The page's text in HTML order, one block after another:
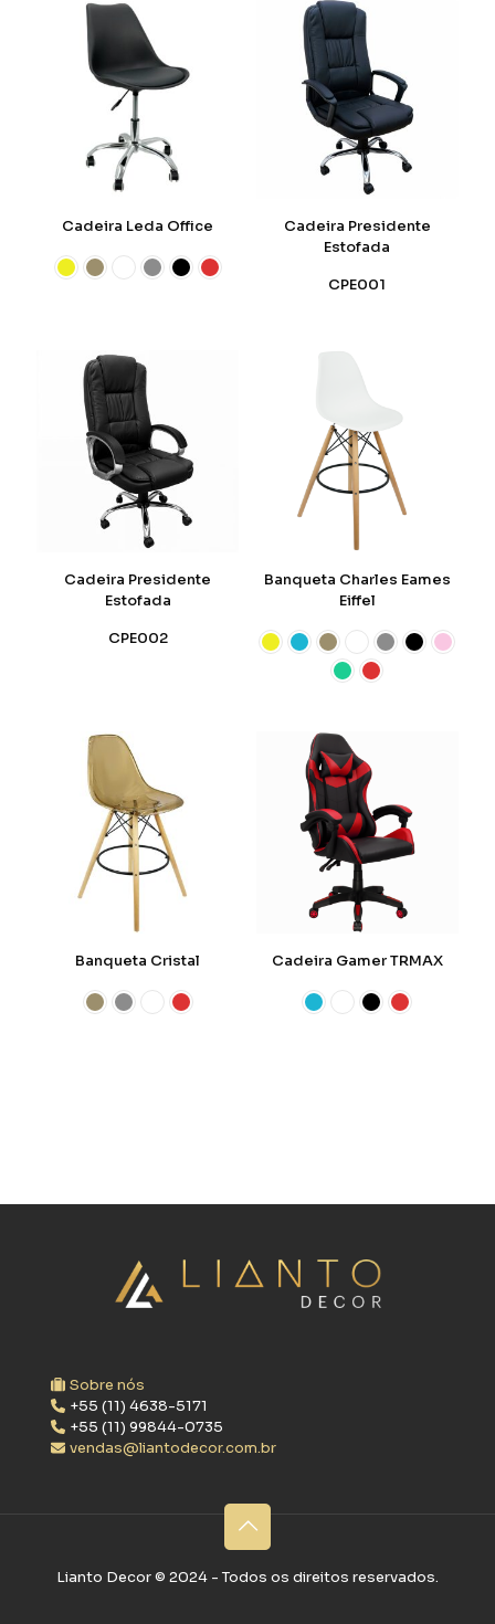
Cadeira Leda Office
Cadeira Presidente
Estofada
CPE001
Cadeira Presidente
Estofada
CPE002
Banqueta Charles Eames
Eiffel
Banqueta Cristal Cadeira Gamer TRMAX
Sobre nós
+55 (11) 4638-5171
+55 (11) 99844-0735
vendas@liantodecor.com.br
Lianto Decor ©‎ 2024 - Todos os direitos reservados.